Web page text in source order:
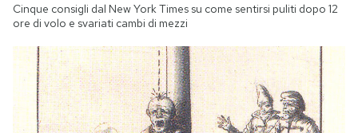
Hai bisogno di aiuto?
Cinque consigli dal New York Times su come sentirsi puliti dopo 12
ore di volo e svariati cambi di mezzi